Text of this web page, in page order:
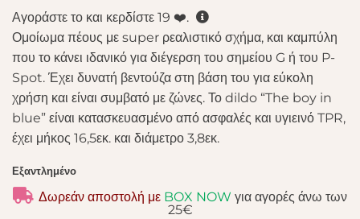
Αγοράστε το και κερδίστε 19 ❤️.
Ομοίωμα πέους με super ρεαλιστικό σχήμα, και καμπύλη
που το κάνει ιδανικό για διέγερση του σημείου G ή του P-
Spot. Έχει δυνατή βεντούζα στη βάση του για εύκολη
χρήση και είναι συμβατό με ζώνες. Το dildo “The boy in
blue” είναι κατασκευασμένο από ασφαλές και υγιεινό TPR,
έχει μήκος 16,5εκ. και διάμετρο 3,8εκ.
Εξαντλημένο
Δωρεάν αποστολή με BOX NOW για αγορές άνω των
25€